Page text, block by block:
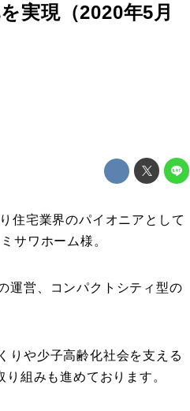
実現（2020年5月
住宅業界のパイオニアとして
サワホーム様。
運営、コンパクトシティ型の
りや少子高齢化社会を支える
組みも進めております。